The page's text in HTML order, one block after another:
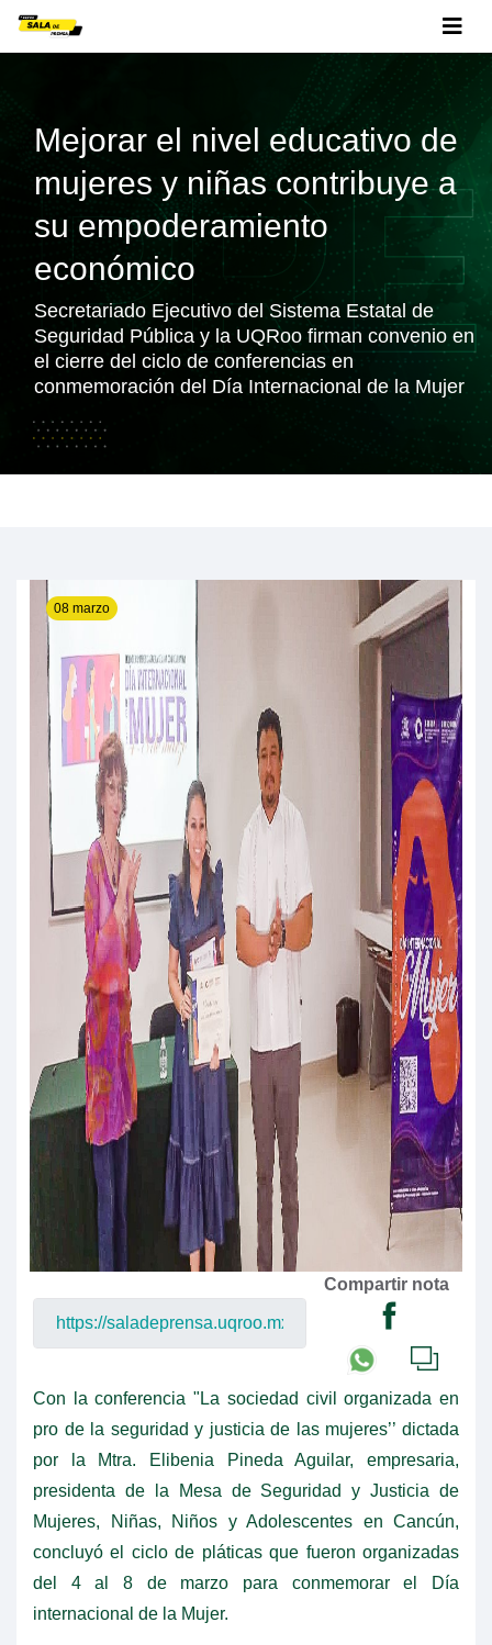
Mejorar el nivel educativo de
mujeres y niñas contribuye a
su empoderamiento
económico
Secretariado Ejecutivo del Sistema Estatal de
Seguridad Pública y la UQRoo firman convenio en
el cierre del ciclo de conferencias en
conmemoración del Día Internacional de la Mujer
08 marzo
Compartir nota
Con la conferencia "La sociedad civil organizada en
pro de la seguridad y justicia de las mujeres’’ dictada
por la Mtra. Elibenia Pineda Aguilar, empresaria,
presidenta de la Mesa de Seguridad y Justicia de
Mujeres, Niñas, Niños y Adolescentes en Cancún,
concluyó el ciclo de pláticas que fueron organizadas
del 4 al 8 de marzo para conmemorar el Día
internacional de la Mujer.